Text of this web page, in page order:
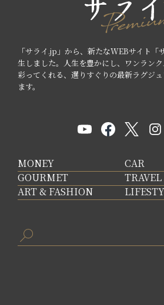
「サライ.jp」から、新たなWEBサイト
生しました。人生を豊かにし、ワンラン
彩ってくれる、選りすぐりの最新ラグジ
ます。
MONEY
CAR
GOURMET
TRAVEL
ART & FASHION